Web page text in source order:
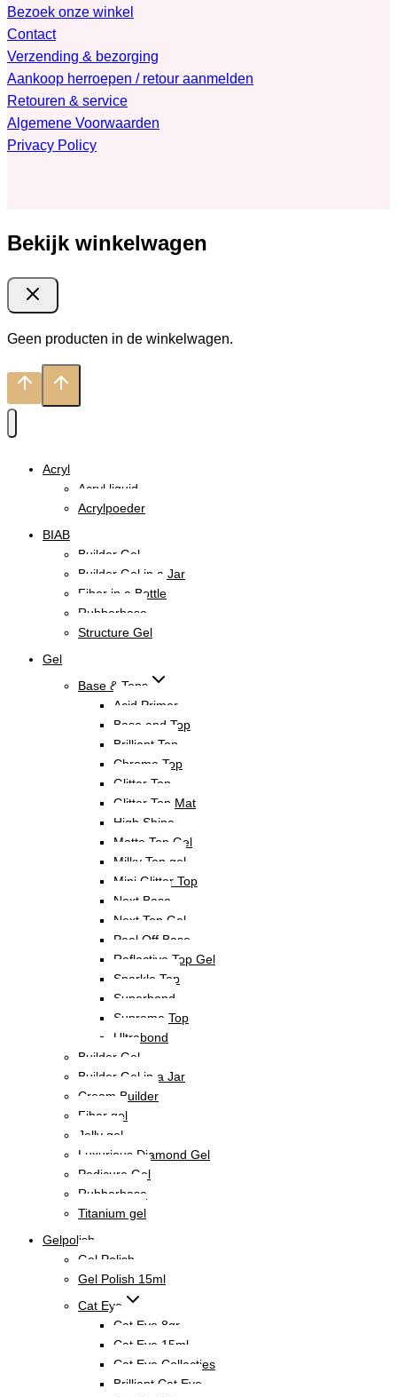
Bezoek onze winkel
Contact
Verzending & bezorging
Aankoop herroepen / retour aanmelden
Retouren & service
Algemene Voorwaarden
Privacy Policy
Bekijk winkelwagen
Geen producten in de winkelwagen.
Acryl
Acryl liquid
Acrylpoeder
BIAB
Builder Gel
Builder Gel in a Jar
Fiber in a Bottle
Rubberbase
Structure Gel
Gel
Base & Tops
Acid Primer
Base and Top
Brilliant Top
Chrome Top
Glitter Top
Glitter Top Mat
High Shine
Matte Top Gel
Milky Top gel
Mini Glitter Top
Next Base
Next Top Gel
Peel Off Base
Reflective Top Gel
Sparkle Top
Superbond
Supreme Top
Ultrabond
Builder Gel
Builder Gel in a Jar
Cream Builder
Fiber gel
Jelly gel
Luxurious Diamond Gel
Pedicure Gel
Rubberbase
Titanium gel
Gelpolish
Gel Polish
Gel Polish 15ml
Cat Eye
Cat Eye 8gr
Cat Eye 15ml
Cat Eye Collecties
Brilliant Cat Eye